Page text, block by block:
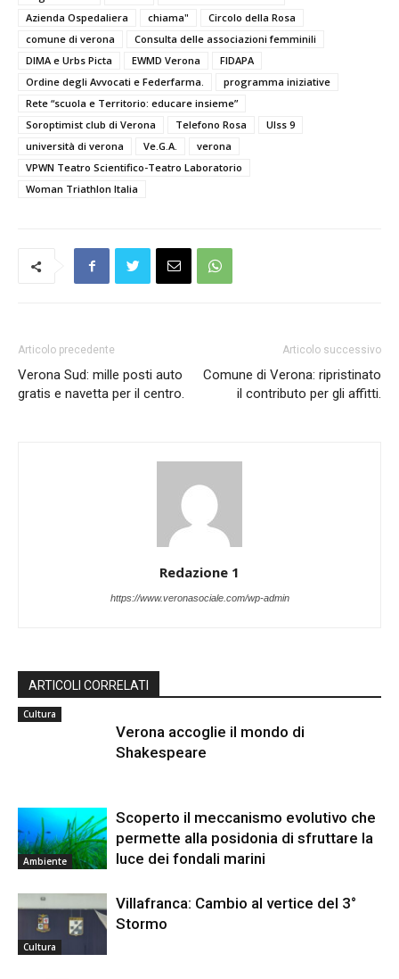
Azienda Ospedaliera
chiama"
Circolo della Rosa
comune di verona
Consulta delle associazioni femminili
DIMA e Urbs Picta
EWMD Verona
FIDAPA
Ordine degli Avvocati e Federfarma.
programma iniziative
Rete “scuola e Territorio: educare insieme”
Soroptimist club di Verona
Telefono Rosa
Ulss 9
università di verona
Ve.G.A.
verona
VPWN Teatro Scientifico-Teatro Laboratorio
Woman Triathlon Italia
Articolo precedente
Verona Sud: mille posti auto
gratis e navetta per il centro.
Articolo successivo
Comune di Verona: ripristinato
il contributo per gli affitti.
Redazione 1
https://www.veronasociale.com/wp-admin
ARTICOLI CORRELATI
Cultura
Verona accoglie il mondo di
Shakespeare
Ambiente
Scoperto il meccanismo evolutivo che
permette alla posidonia di sfruttare la
luce dei fondali marini
Cultura
Villafranca: Cambio al vertice del 3°
Stormo